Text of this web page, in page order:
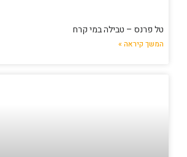
טל פרנס – טבילה במי קרח
המשך קיראה »